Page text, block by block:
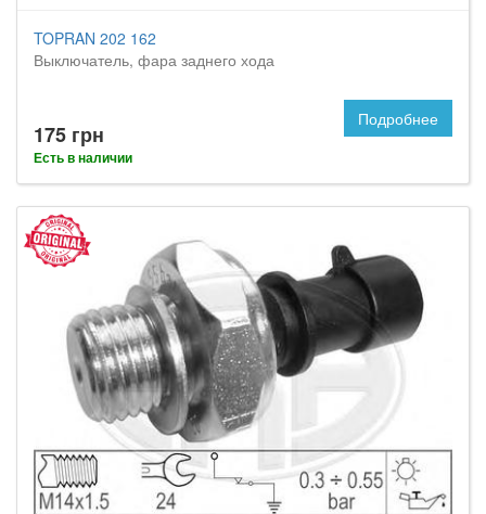
TOPRAN 202 162
Выключатель, фара заднего хода
175 грн
Есть в наличии
Подробнее